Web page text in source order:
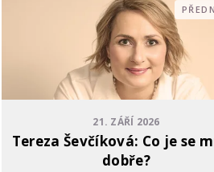
21. ZÁŘÍ 2026
Tereza Ševčíková: Co je se
dobře?